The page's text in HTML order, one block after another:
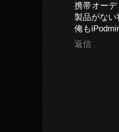
携帯オー
製品がない
俺も
返信